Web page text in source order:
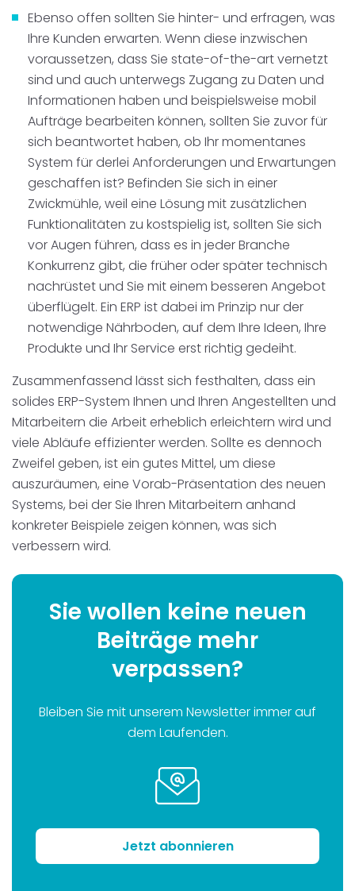
Ebenso offen sollten Sie hinter- und erfragen, was
Ihre Kunden erwarten. Wenn diese inzwischen
voraussetzen, dass Sie state-of-the-art vernetzt
sind und auch unterwegs Zugang zu Daten und
Informationen haben und beispielsweise mobil
Aufträge bearbeiten können, sollten Sie zuvor für
sich beantwortet haben, ob Ihr momentanes
System für derlei Anforderungen und Erwartungen
geschaffen ist? Befinden Sie sich in einer
Zwickmühle, weil eine Lösung mit zusätzlichen
Funktionalitäten zu kostspielig ist, sollten Sie sich
vor Augen führen, dass es in jeder Branche
Konkurrenz gibt, die früher oder später technisch
nachrüstet und Sie mit einem besseren Angebot
überflügelt. Ein ERP ist dabei im Prinzip nur der
notwendige Nährboden, auf dem Ihre Ideen, Ihre
Produkte und Ihr Service erst richtig gedeiht.
Zusammenfassend lässt sich festhalten, dass ein
solides ERP-System Ihnen und Ihren Angestellten und
Mitarbeitern die Arbeit erheblich erleichtern wird und
viele Abläufe effizienter werden. Sollte es dennoch
Zweifel geben, ist ein gutes Mittel, um diese
auszuräumen, eine Vorab-Präsentation des neuen
Systems, bei der Sie Ihren Mitarbeitern anhand
konkreter Beispiele zeigen können, was sich
verbessern wird.
Sie wollen keine neuen
Beiträge mehr
verpassen?
Bleiben Sie mit unserem Newsletter immer auf
dem Laufenden.
Jetzt abonnieren